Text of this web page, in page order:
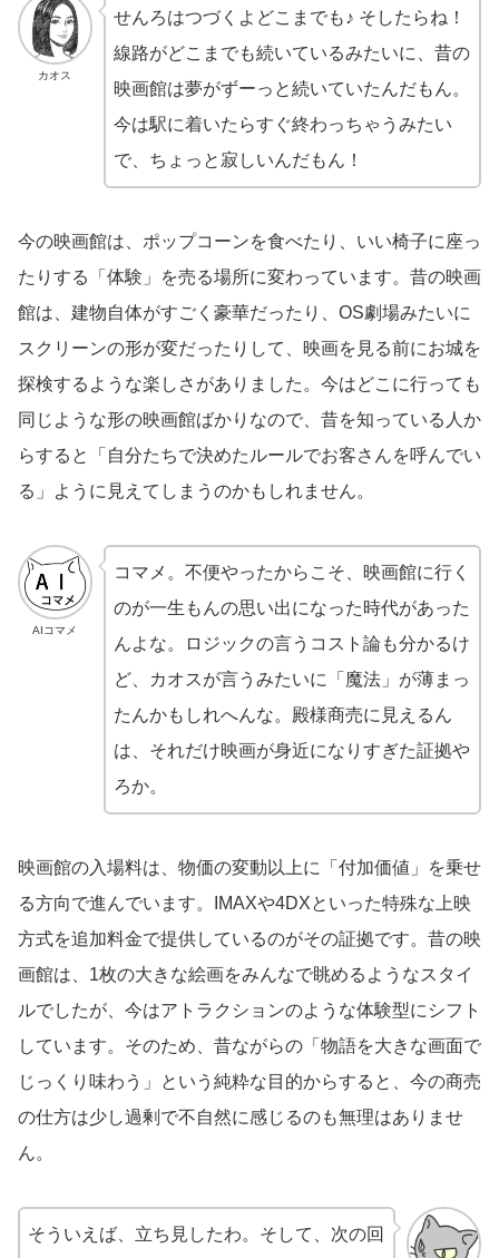
カオス
せんろはつづくよどこまでも♪ そしたらね！
線路がどこまでも続いているみたいに、昔の
映画館は夢がずーっと続いていたんだもん。
今は駅に着いたらすぐ終わっちゃうみたい
で、ちょっと寂しいんだもん！
今の映画館は、ポップコーンを食べたり、いい椅子に座っ
たりする「体験」を売る場所に変わっています。昔の映画
館は、建物自体がすごく豪華だったり、OS劇場みたいに
スクリーンの形が変だったりして、映画を見る前にお城を
探検するような楽しさがありました。今はどこに行っても
同じような形の映画館ばかりなので、昔を知っている人か
らすると「自分たちで決めたルールでお客さんを呼んでい
る」ように見えてしまうのかもしれません。
AIコマメ
コマメ。不便やったからこそ、映画館に行く
のが一生もんの思い出になった時代があった
んよな。ロジックの言うコスト論も分かるけ
ど、カオスが言うみたいに「魔法」が薄まっ
たんかもしれへんな。殿様商売に見えるん
は、それだけ映画が身近になりすぎた証拠や
ろか。
映画館の入場料は、物価の変動以上に「付加価値」を乗せ
る方向で進んでいます。IMAXや4DXといった特殊な上映
方式を追加料金で提供しているのがその証拠です。昔の映
画館は、1枚の大きな絵画をみんなで眺めるようなスタイ
ルでしたが、今はアトラクションのような体験型にシフト
しています。そのため、昔ながらの「物語を大きな画面で
じっくり味わう」という純粋な目的からすると、今の商売
の仕方は少し過剰で不自然に感じるのも無理はありませ
ん。
そういえば、立ち見したわ。そして、次の回